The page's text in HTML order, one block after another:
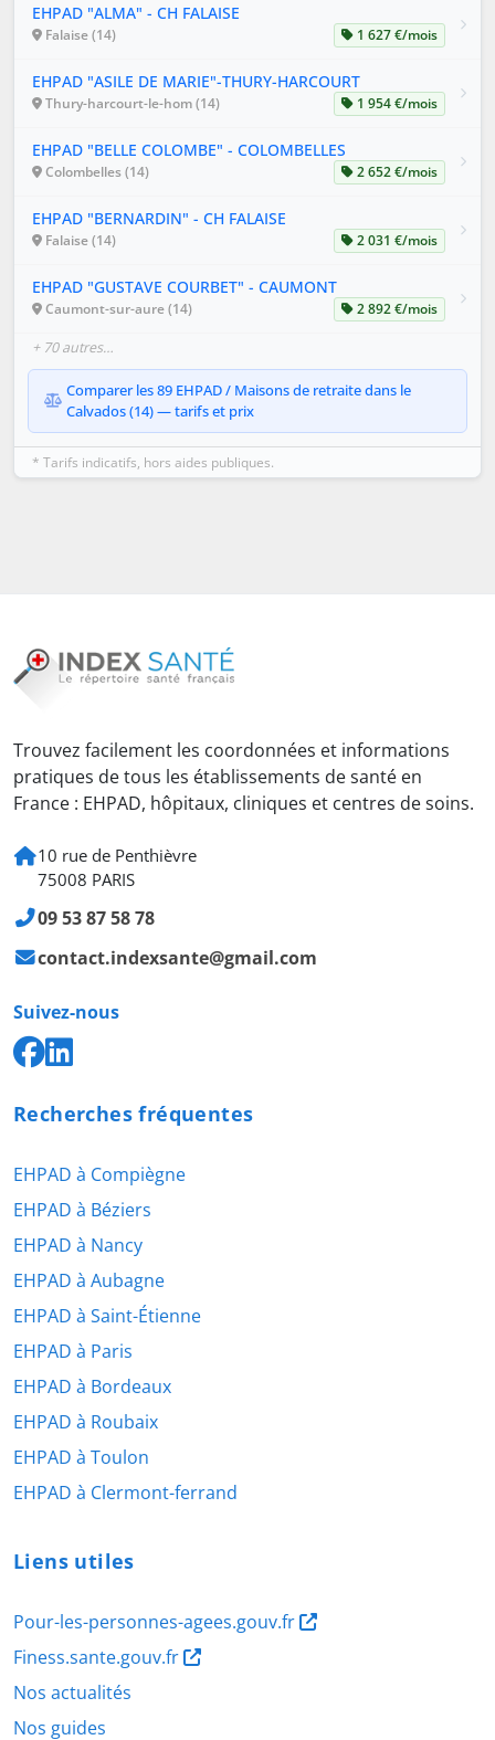
EHPAD "ALMA" - CH FALAISE
Falaise (14) 1 627 €/mois
EHPAD "ASILE DE MARIE"-THURY-HARCOURT
Thury-harcourt-le-hom (14) 1 954 €/mois
EHPAD "BELLE COLOMBE" - COLOMBELLES
Colombelles (14) 2 652 €/mois
EHPAD "BERNARDIN" - CH FALAISE
Falaise (14) 2 031 €/mois
EHPAD "GUSTAVE COURBET" - CAUMONT
Caumont-sur-aure (14) 2 892 €/mois
+ 70 autres…
Comparer les 89 EHPAD / Maisons de retraite dans le
Calvados (14) — tarifs et prix
* Tarifs indicatifs, hors aides publiques.
Trouvez facilement les coordonnées et informations
pratiques de tous les établissements de santé en
France : EHPAD, hôpitaux, cliniques et centres de soins.
10 rue de Penthièvre
75008 PARIS
09 53 87 58 78
contact.indexsante@gmail.com
Suivez-nous
Recherches fréquentes
EHPAD à Compiègne
EHPAD à Béziers
EHPAD à Nancy
EHPAD à Aubagne
EHPAD à Saint-Étienne
EHPAD à Paris
EHPAD à Bordeaux
EHPAD à Roubaix
EHPAD à Toulon
EHPAD à Clermont-ferrand
Liens utiles
Pour-les-personnes-agees.gouv.fr
Finess.sante.gouv.fr
Nos actualités
Nos guides